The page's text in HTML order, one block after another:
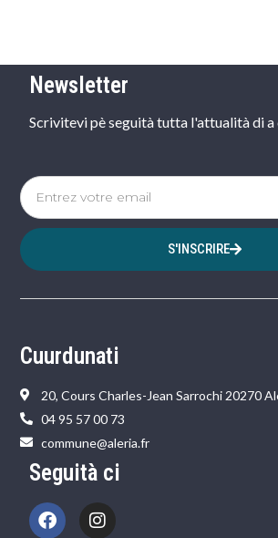
Newsletter
Scrivitevi pè seguità tutta l'attualità di a
S'INSCRIRE
Cuurdunati
20, Cours Charles-Jean Sarrochi 20270
04 95 57 00 73
commune@aleria.fr
Seguità ci